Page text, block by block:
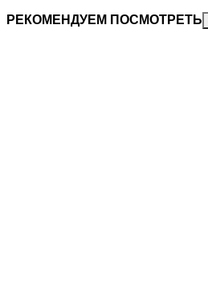
РЕКОМЕНДУЕМ ПОСМОТРЕТЬ